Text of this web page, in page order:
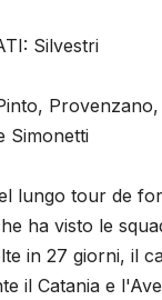
Silvestri
Simonetti
lungo tour de
ha visto le
in 27 giorni, il
il Catania e